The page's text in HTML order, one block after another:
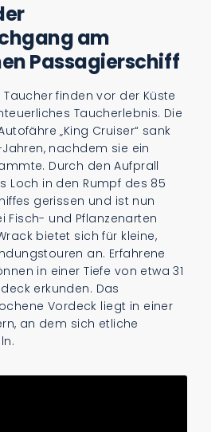
am
Passagierschiff
finden vor der Küste
Taucherlebnis. Die
„King Cruiser“ sank
nachdem sie ein
Durch den Aufprall
Loch in den Rumpf des 85
gerissen und ist nun
Fisch- und Pflanzenarten
bietet sich für kleine,
an. Erfahrene
in einer Tiefe von etwa 31
erkunden. Das
Vordeck liegt in einer
an dem sich etliche